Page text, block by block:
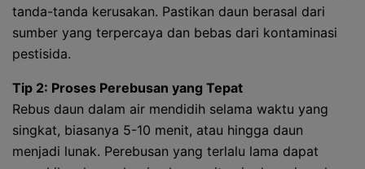
tanda-tanda kerusakan. Pastikan daun berasal dari
sumber yang terpercaya dan bebas dari kontaminasi
pestisida.
Tip 2: Proses Perebusan yang Tepat
Rebus daun dalam air mendidih selama waktu yang
singkat, biasanya 5-10 menit, atau hingga daun
menjadi lunak. Perebusan yang terlalu lama dapat